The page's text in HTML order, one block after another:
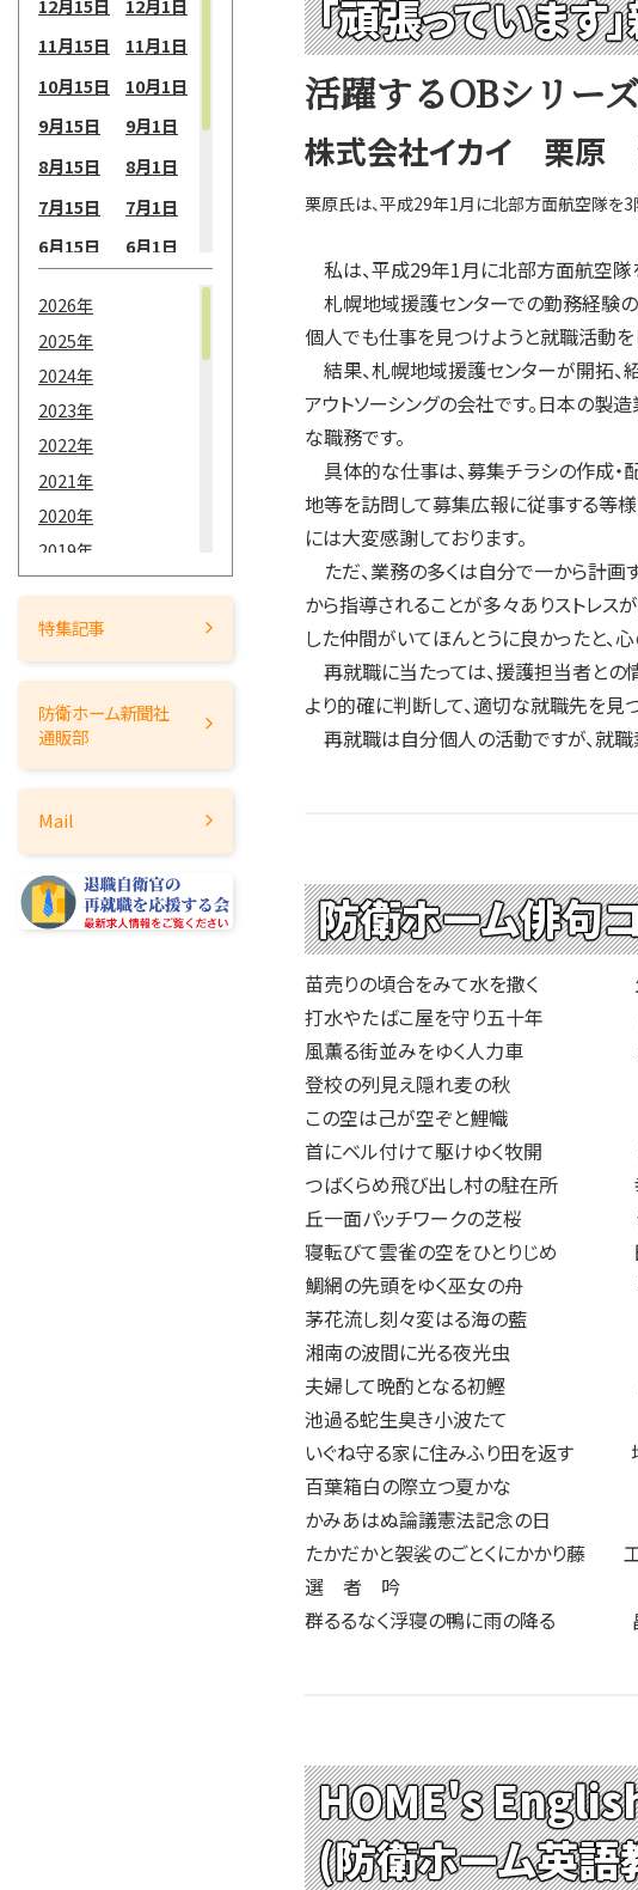
11月15日
11月1日
10月15日
10月1日
9月15日
9月1日
8月15日
8月1日
7月15日
7月1日
6月15日
6月1日
3月15日
2月15日
1月15日
2026年
2025年
2024年
2023年
2022年
2021年
2020年
2019年
2018年
2017年
2014年
2012年
2011年
2009年
2008年
特集記事
防衛ホーム新聞社
通販部
Mail
「頑張っています
活躍するOBシリー
株式会社イカイ 栗原
栗原氏は、平成29年1月に北部方面航空隊を
私は、平成29年1月に北部方面航空隊
札幌地域援護センターでの勤務経験の
個人でも仕事を見つけようと就職活動を
結果、札幌地域援護センターが開拓、
アウトソーシングの会社です。日本の製
な職務です。
具体的な仕事は、募集チラシの作成・
地等を訪問して募集広報に従事する等
には大変感謝しております。
ただ、業務の多くは自分で一から計画
から指導されることが多々ありストレス
した仲間がいてほんとうに良かったと、
再就職に当たっては、援護担当者と
より的確に判断して、適切な就職先を見
再就職は自分個人の活動ですが、就職
防衛ホーム俳句
苗売りの頃合をみて水を撒く
打水やたばこ屋を守り五十年
風薫る街並みをゆく人力車 栗
登校の列見え隠れ麦の秋
この空は己が空ぞと鯉幟
首にベル付けて駆けゆく牧開
つばくらめ飛び出し村の駐在所
丘一面パッチワークの芝桜
寝転びて雲雀の空をひとりじめ
鯛網の先頭をゆく巫女の
茅花流し刻々変はる海の藍 庵
湘南の波間に光る夜光虫
夫婦して晩酌となる初鰹
池過る蛇生臭き小波たて
いぐね守る家に住みふり田を返す
百葉箱白の際立つ夏かな
かみあはぬ論議憲法記念の日
たかだかと袈裟のごとくにかかり
選 者 吟
群るるなく浮寝の鴨に雨の降る
HOME's
(防衛ホーム英語